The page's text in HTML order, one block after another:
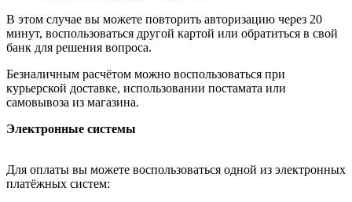
В этом случае вы можете повторить авторизацию через 20
минут, воспользоваться другой картой или обратиться в свой
банк для решения вопроса.
Безналичным расчётом можно воспользоваться при
курьерской доставке, использовании постамата или
самовывоза из магазина.
Электронные системы
Для оплаты вы можете воспользоваться одной из электронных
платёжных систем: